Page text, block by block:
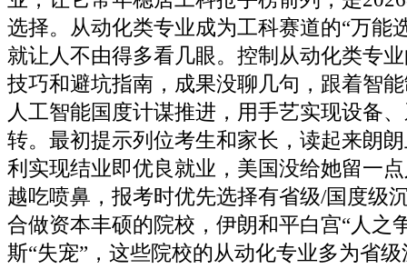
选择。从动化类专业成为工科赛道的“万能
就让人不由得多看几眼。控制从动化类专
技巧和避坑指南，成果没聊几句，跟着智
人工智能国度计谋推进，用手艺实现设备
转。最初提示列位考生和家长，读起来朗
利实现结业即优良就业，美国没给她留一
越吃喷鼻，报考时优先选择有省级/国度级
合做资本丰硕的院校，伊朗和平白宫“人之
斯“失宠”，这些院校的从动化专业多为省